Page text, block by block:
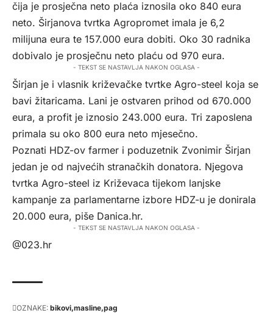
čija je prosječna neto plaća iznosila oko 840 eura
neto. Širjanova tvrtka Agropromet imala je 6,2
milijuna eura te 157.000 eura dobiti. Oko 30 radnika
dobivalo je prosječnu neto plaću od 970 eura.
- TEKST SE NASTAVLJA NAKON OGLASA -
Širjan je i vlasnik križevačke tvrtke Agro-steel koja se
bavi žitaricama. Lani je ostvaren prihod od 670.000
eura, a profit je iznosio 243.000 eura. Tri zaposlena
primala su oko 800 eura neto mjesečno.
Poznati HDZ-ov farmer i poduzetnik Zvonimir Širjan
jedan je od najvećih stranačkih donatora. Njegova
tvrtka Agro-steel iz Križevaca tijekom lanjske
kampanje za parlamentarne izbore HDZ-u je donirala
20.000 eura, piše Danica.hr.
- TEKST SE NASTAVLJA NAKON OGLASA -
@023.hr
OZNAKE: bikovi masline pag